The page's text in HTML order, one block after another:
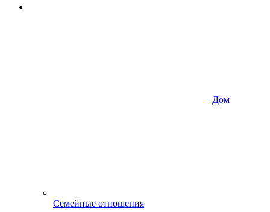
Дом
Семейные отношения